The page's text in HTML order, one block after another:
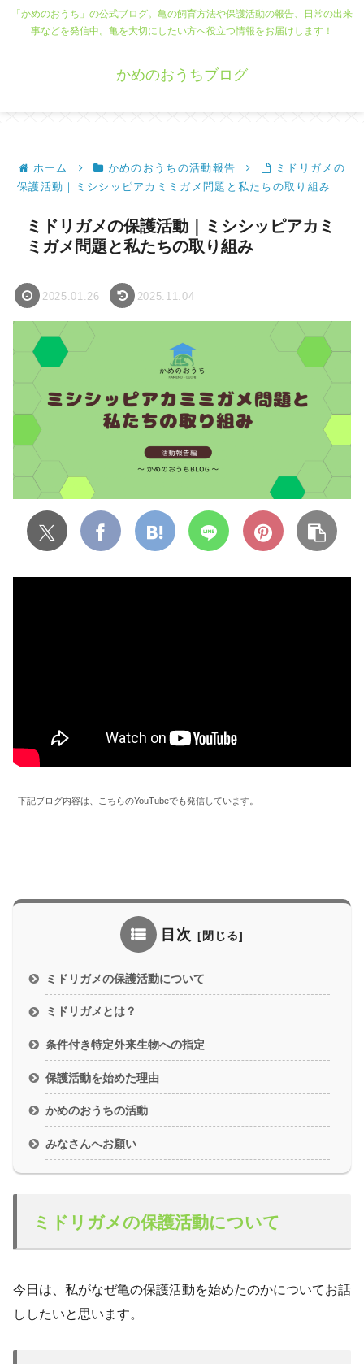
「かめのおうち」の公式ブログ。亀の飼育方法や保護活動の報告、日常の出来
事などを発信中。亀を大切にしたい方へ役立つ情報をお届けします！
かめのおうちブログ
ホーム かめのおうちの活動報告
ミドリガメの
保護活動｜ミシシッピアカミミガメ問題と私たちの取り組み
ミドリガメの保護活動｜ミシシッピアカミ
ミガメ問題と私たちの取り組み
2025.01.26 2025.11.04
下記ブログ内容は、こちらのYouTubeでも発信しています。
目次
ミドリガメの保護活動について
ミドリガメとは？
条件付き特定外来生物への指定
保護活動を始めた理由
かめのおうちの活動
みなさんへお願い
ミドリガメの保護活動について
今日は、私がなぜ亀の保護活動を始めたのかについてお話
ししたいと思います。